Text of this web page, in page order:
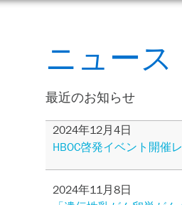
ニュース
最近のお知らせ
2024年12月4日
HBOC啓発イベント開催
2024年11月8日